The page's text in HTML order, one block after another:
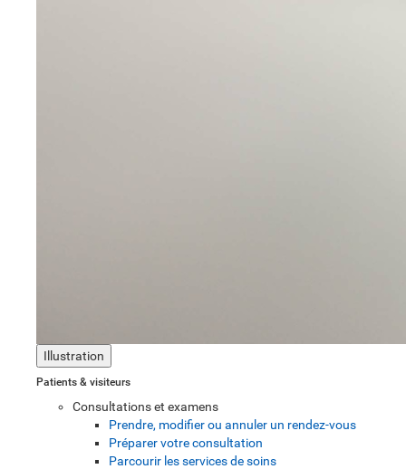
Illustration
Patients & visiteurs
Consultations et examens
Prendre, modifier ou annuler un rendez-vous
Préparer votre consultation
Parcourir les services de soins